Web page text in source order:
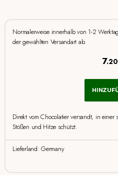
Normalerweise innerhalb von 1-2
der gewählten Versandart ab.
7
Direkt vom Chocolatier versandt, in
Stößen und Hitze schützt.
Lieferland: Germany